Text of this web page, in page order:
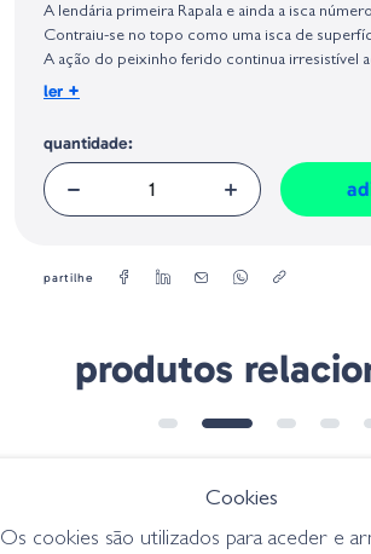
Europeia, dos produtos da marca, conforme
Geral sobre a Segurança dos Produtos (GPSR):
A lendária primeira Rapala e ainda a isca
Contraiu-se no topo como uma isca de
A ação do peixinho ferido continua irresistível
predadores em todos os continentes o mundo.
Peso: 3/16 oz
Tamanho:
ler +
quantidade:
partilhe
produtos
€ 19.50
Cookies
Os cookies são utilizados para aceder e